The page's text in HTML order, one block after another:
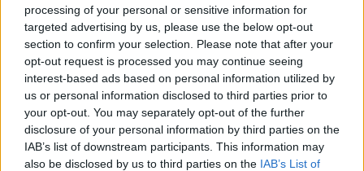
processing of your personal or sensitive information for
targeted advertising by us, please use the below opt-out
section to confirm your selection. Please note that after your
opt-out request is processed you may continue seeing
interest-based ads based on personal information utilized by
us or personal information disclosed to third parties prior to
your opt-out. You may separately opt-out of the further
disclosure of your personal information by third parties on the
IAB’s list of downstream participants. This information may
also be disclosed by us to third parties on the IAB’s List of
Κόσμος|29.11.2025 22:39
New York Times: Ο FDA αποδίδει 10
θανάτους παιδιών στα εμβόλια κατά του
κορονοϊού
Ωστόσο, το υπόμνημα δεν αποκάλυψε την
ηλικία ή την προηγούμενη κατάσταση υγείας
των παιδιών